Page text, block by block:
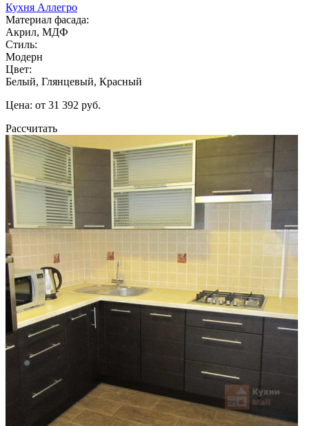
Кухня Аллегро
Материал фасада:
Акрил, МДФ
Стиль:
Модерн
Цвет:
Белый, Глянцевый, Красный
Цена: от 31 392 руб.
Рассчитать